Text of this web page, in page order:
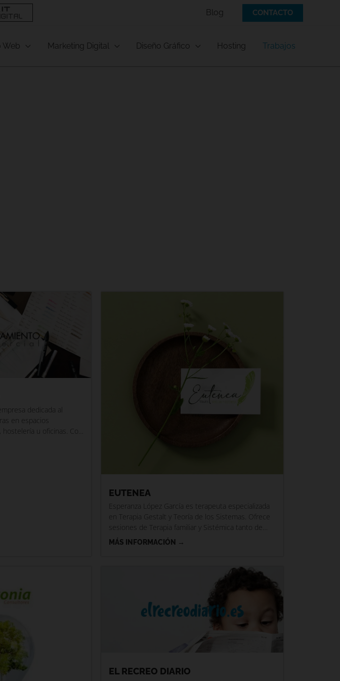
Blog CONTACTO
Web Marketing Digital Diseño Gráfico Hosting Trabajos
dedicada al
en espacios
hostelería u oficinas. Con
EUTENEA
Esperanza López García es terapeuta especializada
en Terapia Gestalt y Teoría de los Sistemas. Ofrece
sesiones de Terapia familiar y Sistémica tanto de
forma online
MÁS INFORMACIÓN →
EL RECREO DIARIO
P
I
P
I
N
A